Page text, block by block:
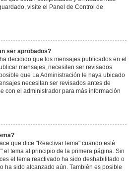
visite el Panel de Control de
ser aprobados?
decidido que los mensajes publicados en el
mensajes, necesiten ser revisados
que La Administración le haya ubicado
necesitan ser revisados antes de
con el administrador para más información
que dice "Reactivar tema" cuando esté
el tema al principio de la primera página. Sin
el tema reactivado ha sido deshabilitado o
ha sido alcanzado aún. También es posible